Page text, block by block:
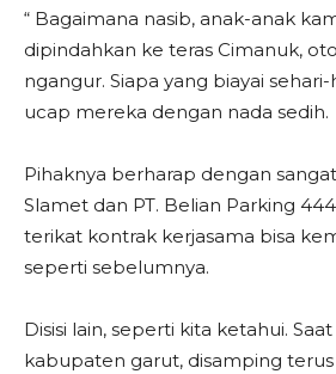
“ Bagaimana nasib, anak-anak
dipindahkan ke teras Cimanuk,
ngangur. Siapa yang biayai
ucap mereka dengan nada sedih.
Pihaknya berharap dengan
Slamet dan PT. Belian Parking
terikat kontrak kerjasama bisa
seperti sebelumnya.
Disisi lain, seperti kita ketahui.
kabupaten garut, disamping